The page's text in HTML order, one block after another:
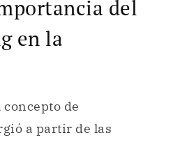
del
en la
de
a partir de las